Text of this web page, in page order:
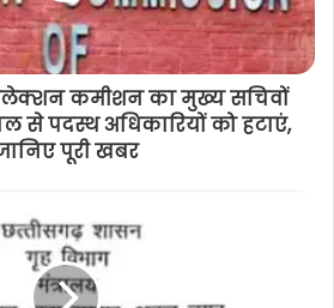
इलेक्शन कमीशन का मुख्य सचिवों
से पदस्थ अधिकारियों को हटाएं,
पूरी खबर